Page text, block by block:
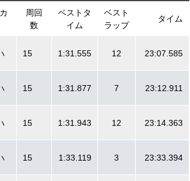
周回
数
ベストタ
イム
ベスト
ラップ
タイム
15 1:31.555 12 23:07.585
15 1:31.877 7 23:12.911
15 1:31.943 12 23:14.363
15 1:33.119 3 23:33.394